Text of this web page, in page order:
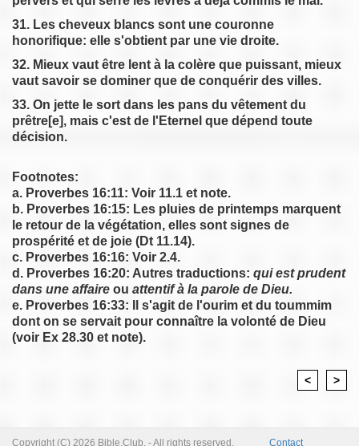
31. Les cheveux blancs sont une couronne
honorifique: elle s'obtient par une vie droite.
32. Mieux vaut être lent à la colère que puissant, mieux
vaut savoir se dominer que de conquérir des villes.
33. On jette le sort dans les pans du vêtement du
prêtre[e], mais c'est de l'Eternel que dépend toute
décision.
Footnotes:
a. Proverbes 16:11: Voir 11.1 et note.
b. Proverbes 16:15: Les pluies de printemps marquent
le retour de la végétation, elles sont signes de
prospérité et de joie (Dt 11.14).
c. Proverbes 16:16: Voir 2.4.
d. Proverbes 16:20: Autres traductions: qui est prudent
dans une affaire ou attentif à la parole de Dieu.
e. Proverbes 16:33: Il s'agit de l'ourim et du toummim
dont on se servait pour connaître la volonté de Dieu
(voir Ex 28.30 et note).
< >
Copyright (C) 2026 Bible.Club. - All rights reserved. Contact